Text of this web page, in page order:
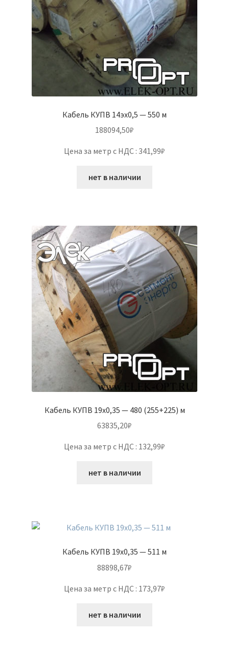
Кабель КУПВ 14эх0,5 — 550 м
188094,50₽
Цена за метр с НДС : 341,99₽
нет в наличии
Кабель КУПВ 19х0,35 — 480 (255+225) м
63835,20₽
Цена за метр с НДС : 132,99₽
нет в наличии
Кабель КУПВ 19х0,35 — 511 м
88898,67₽
Цена за метр с НДС : 173,97₽
нет в наличии